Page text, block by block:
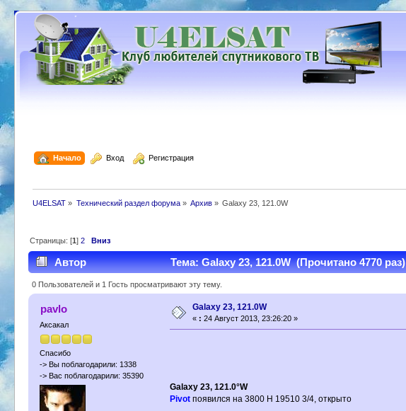
Начало Вход Регистрация
U4ELSAT » Технический раздел форума» Архив » Galaxy 23, 121.0W
Страницы: [1]2 Вниз
Автор Тема: Galaxy 23, 121.0W (Прочитано 4770 раз)
0 Пользователей и 1 Гость просматривают эту тему.
pavlo
Аксакал
Спасибо
-> Вы поблагодарили: 1338
-> Вас поблагодарили: 35390
Galaxy 23, 121.0W
« : 24 Август 2013, 23:26:20 »
Galaxy 23, 121.0°W
Pivotпоявился на 3800 H 19510 3/4, открыто